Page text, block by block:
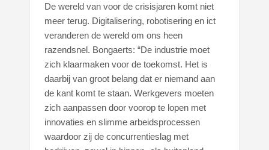
De wereld van voor de crisisjaren komt niet
meer terug. Digitalisering, robotisering en ict
veranderen de wereld om ons heen
razendsnel. Bongaerts: “De industrie moet
zich klaarmaken voor de toekomst. Het is
daarbij van groot belang dat er niemand aan
de kant komt te staan. Werkgevers moeten
zich aanpassen door voorop te lopen met
innovaties en slimme arbeidsprocessen
waardoor zij de concurrentieslag met